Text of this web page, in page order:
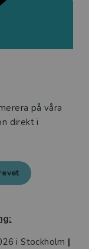
på våra
direkt i
i Stockholm |